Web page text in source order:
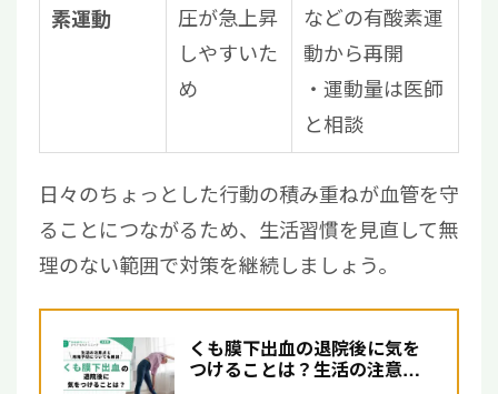
素運動
圧が急上昇
しやすいた
め
などの有酸素運
動から再開
・運動量は医師
と相談
日々のちょっとした行動の積み重ねが血管を守
ることにつながるため、生活習慣を見直して無
理のない範囲で対策を継続しましょう。
くも膜下出血の退院後に気を
つけることは？生活の注意点